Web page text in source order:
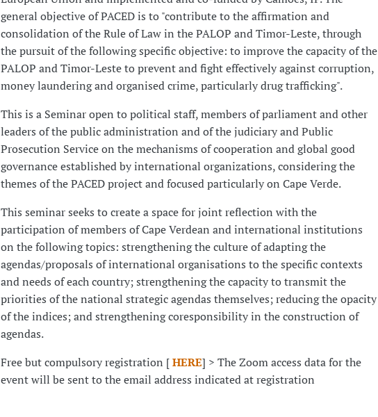
general objective of PACED is to "contribute to the affirmation and
consolidation of the Rule of Law in the PALOP and Timor-Leste, through
the pursuit of the following specific objective: to improve the capacity of the
PALOP and Timor-Leste to prevent and fight effectively against corruption,
money laundering and organised crime, particularly drug trafficking".
This is a Seminar open to political staff, members of parliament and other
leaders of the public administration and of the judiciary and Public
Prosecution Service on the mechanisms of cooperation and global good
governance established by international organizations, considering the
themes of the PACED project and focused particularly on Cape Verde.
This seminar seeks to create a space for joint reflection with the
participation of members of Cape Verdean and international institutions
on the following topics: strengthening the culture of adapting the
agendas/proposals of international organisations to the specific contexts
and needs of each country; strengthening the capacity to transmit the
priorities of the national strategic agendas themselves; reducing the opacity
of the indices; and strengthening coresponsibility in the construction of
agendas.
Free but compulsory registration [HERE] > The Zoom access data for the
event will be sent to the email address indicated at registration